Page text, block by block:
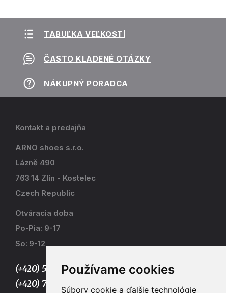
Používame cookies
Súbory cookie a ďalšie technológie
TABUĽKA VEĽKOSTÍ
ČASTO KLADENÉ OTÁZKY
NÁKUPNÝ PORADCA
Kontakt a predajňa
ARNO shoes s.r.o.
Lázně 490
763 14 Zlín - Kostelec
Czech Republic
Otváracia doba
Po-Pia: 9-17
So: 9-12
(+420) 577 915 036,
(+420) 773 667 390